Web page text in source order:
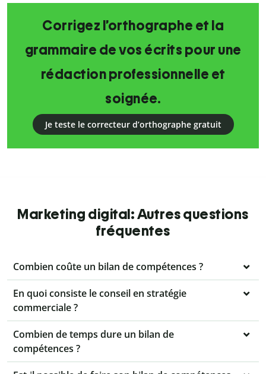
Corrigez l’orthographe et la
grammaire de vos écrits pour une
rédaction professionnelle et
soignée.
Je teste le correcteur d’orthographe gratuit
Marketing digital: Autres questions
fréquentes
Combien coûte un bilan de compétences ?
En quoi consiste le conseil en stratégie
commerciale ?
Combien de temps dure un bilan de
compétences ?